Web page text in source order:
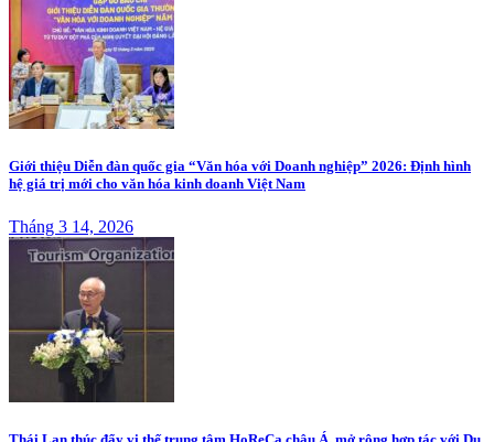
Giới thiệu Diễn đàn quốc gia “Văn hóa với Doanh nghiệp” 2026: Định hình
hệ giá trị mới cho văn hóa kinh doanh Việt Nam
Tháng 3 14, 2026